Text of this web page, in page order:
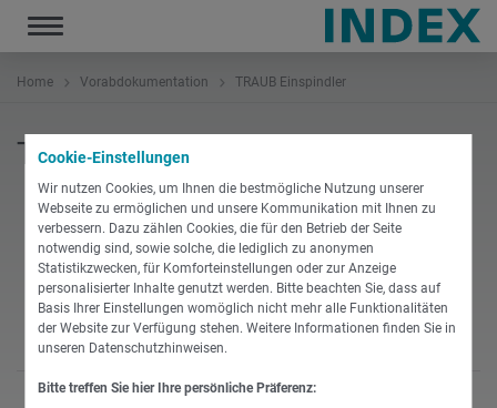
Cookie-Einstellungen
Wir nutzen Cookies, um Ihnen die bestmögliche Nutzung unserer
Webseite zu ermöglichen und unsere Kommunikation mit Ihnen zu
verbessern. Dazu zählen Cookies, die für den Betrieb der Seite
notwendig sind, sowie solche, die lediglich zu anonymen
Statistikzwecken, für Komforteinstellungen oder zur Anzeige
personalisierter Inhalte genutzt werden. Bitte beachten Sie, dass auf
Basis Ihrer Einstellungen womöglich nicht mehr alle Funktionalitäten
der Website zur Verfügung stehen. Weitere Informationen finden Sie in
unseren Datenschutzhinweisen.
Bitte treffen Sie hier Ihre persönliche Präferenz:
Toggle
navigation
Home Vorabdokumentation TRAUB Einspindler
TRAUB Einspindler
TNA300
DOKUMENTATION